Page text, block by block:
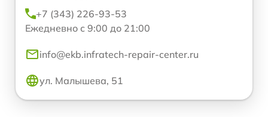
+7 (343) 226-93-53
Ежедневно с 9:00 до 21:00
info@ekb.infratech-repair-center.ru
ул. Малышева, 51